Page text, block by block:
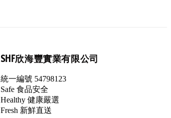
SHF欣海豐實業有限公司
統一編號 54798123
Safe 食品安全
Healthy 健康嚴選
Fresh 新鮮直送